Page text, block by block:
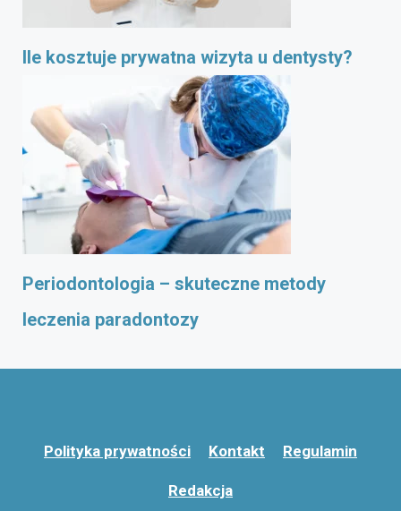
Ile kosztuje prywatna wizyta u dentysty?
Periodontologia – skuteczne metody
leczenia paradontozy
Polityka prywatności Kontakt Regulamin
Redakcja